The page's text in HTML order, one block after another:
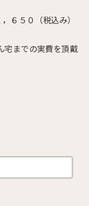
０（税込み）
までの実費を頂戴